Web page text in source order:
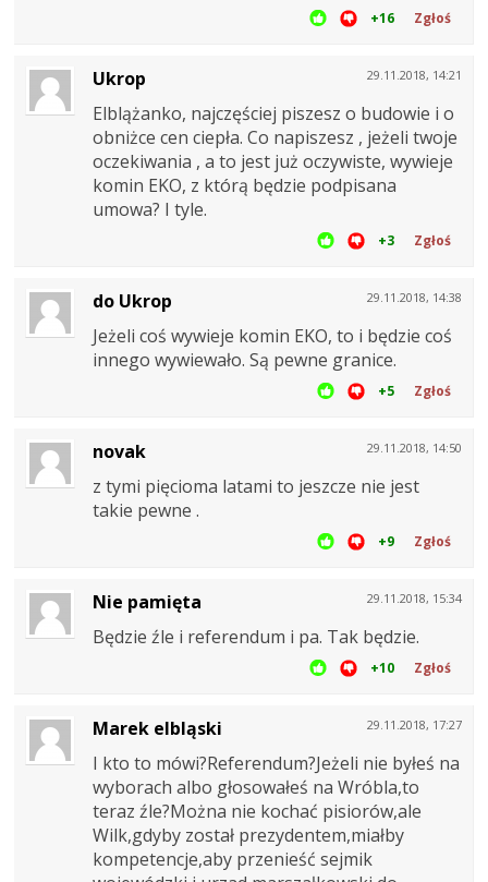
+16 Zgłoś
29.11.2018, 14:21
Ukrop
Elblążanko, najczęściej piszesz o budowie i o
obniżce cen ciepła. Co napiszesz , jeżeli twoje
oczekiwania , a to jest już oczywiste, wywieje
komin EKO, z którą będzie podpisana
umowa? I tyle.
+3 Zgłoś
29.11.2018, 14:38
do Ukrop
Jeżeli coś wywieje komin EKO, to i będzie coś
innego wywiewało. Są pewne granice.
+5 Zgłoś
29.11.2018, 14:50
novak
z tymi pięcioma latami to jeszcze nie jest
takie pewne .
+9 Zgłoś
29.11.2018, 15:34
Nie pamięta
Będzie źle i referendum i pa. Tak będzie.
+10 Zgłoś
29.11.2018, 17:27
Marek elbląski
I kto to mówi?Referendum?Jeżeli nie byłeś na
wyborach albo głosowałeś na Wróbla,to
teraz źle?Można nie kochać pisiorów,ale
Wilk,gdyby został prezydentem,miałby
kompetencje,aby przenieść sejmik